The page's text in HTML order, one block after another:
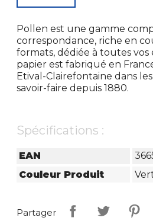
Pollen est une gamme
correspondance, riche en
formats, dédiée à toutes vos
papier est fabriqué en
Etival-Clairefontaine dans
savoir-faire depuis 1880.
Spécifications :
EAN
Couleur Produit
Partager